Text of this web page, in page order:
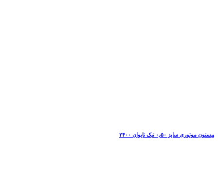
پیستون موتوری سایز ۰٫۵۰ تیک تایوان ۲۴۰۰